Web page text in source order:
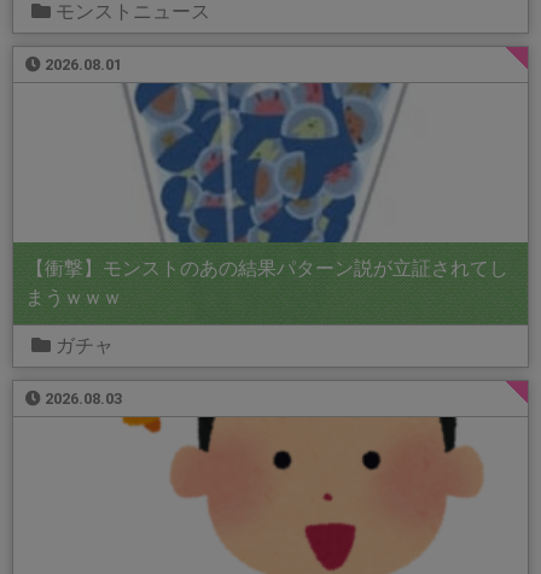
モンストニュース
2026.08.01
【衝撃】モンストのあの結果パターン説が立証されてし
まうｗｗｗ
ガチャ
2026.08.03